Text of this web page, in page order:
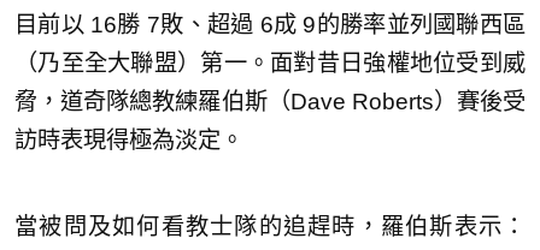
目前以 16勝 7敗、超過 6成 9的勝率並列國聯西區
（乃至全大聯盟）第一。面對昔日強權地位受到威
脅，道奇隊總教練羅伯斯（Dave Roberts）賽後受
訪時表現得極為淡定。
當被問及如何看教士隊的追趕時，羅伯斯表示：